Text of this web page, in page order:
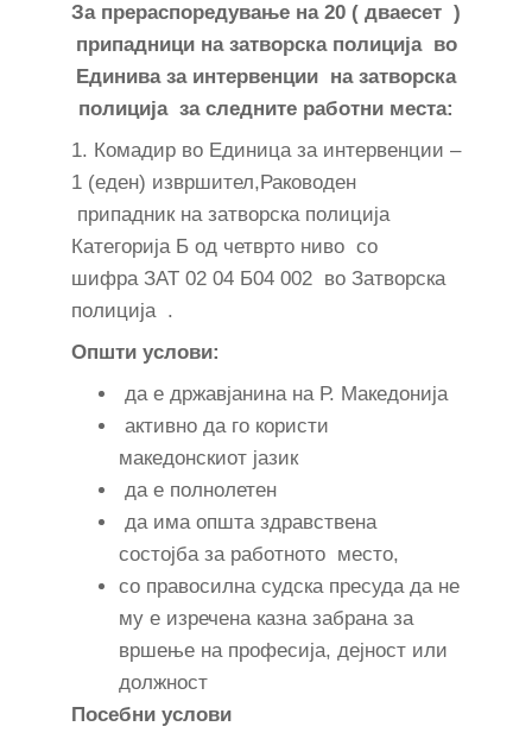
За прераспоредување на 20 ( дваесет )
припадници на затворска полиција во
Единива за интервенции на затворска
полиција за следните работни места:
1. Комадир во Единица за интервенции –
1 (еден) извршител,Раководен
припадник на затворска полиција
Категорија Б од четврто ниво со
шифра ЗАТ 02 04 Б04 002 во Затворска
полиција .
Општи услови:
да е државјанина на Р. Македонија
активно да го користи
македонскиот јазик
да е полнолетен
да има општа здравствена
состојба за работното место,
со правосилна судска пресуда да не
му е изречена казна забрана за
вршење на професија, дејност или
должност
Посебни услови